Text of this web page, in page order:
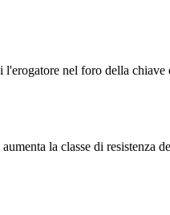
nel foro della chiave
la classe di resistenza